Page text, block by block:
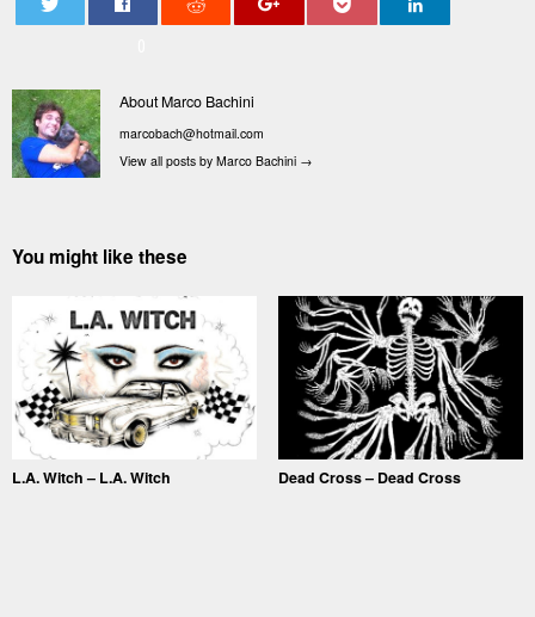
About Marco Bachini
marcobach@hotmail.com
View all posts by Marco Bachini →
You might like these
L.A. Witch – L.A. Witch Dead Cross – Dead Cross